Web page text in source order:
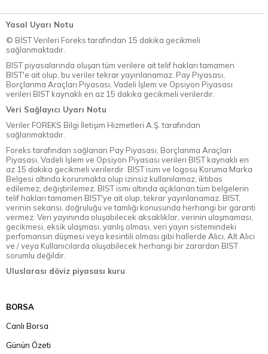
Yasal Uyarı Notu
© BİST Verileri Foreks tarafından 15 dakika gecikmeli
sağlanmaktadır.
BIST piyasalarında oluşan tüm verilere ait telif hakları tamamen
BIST'e ait olup, bu veriler tekrar yayınlanamaz. Pay Piyasası,
Borçlanma Araçları Piyasası, Vadeli İşlem ve Opsiyon Piyasası
verileri BIST kaynaklı en az 15 dakika gecikmeli verilerdir.
Veri Sağlayıcı Uyarı Notu
Veriler FOREKS Bilgi İletişim Hizmetleri A.Ş. tarafından
sağlanmaktadır.
Foreks tarafından sağlanan Pay Piyasası, Borçlanma Araçları
Piyasası, Vadeli İşlem ve Opsiyon Piyasası verileri BIST kaynaklı en
az 15 dakika gecikmeli verilerdir. BIST isim ve logosu Koruma Marka
Belgesi altında korunmakta olup izinsiz kullanılamaz, iktibas
edilemez, değiştirilemez. BIST ismi altında açıklanan tüm belgelerin
telif hakları tamamen BIST'ye ait olup, tekrar yayınlanamaz. BIST,
verinin sekansı, doğruluğu ve tamlığı konusunda herhangi bir garanti
vermez. Veri yayınında oluşabilecek aksaklıklar, verinin ulaşmaması,
gecikmesi, eksik ulaşması, yanlış olması, veri yayın sistemindeki
perfomansın düşmesi veya kesintili olması gibi hallerde Alıcı, Alt Alıcı
ve / veya Kullanıcılarda oluşabilecek herhangi bir zarardan BIST
sorumlu değildir.
Uluslarası döviz piyasası kuru
BORSA
Canlı Borsa
Günün Özeti